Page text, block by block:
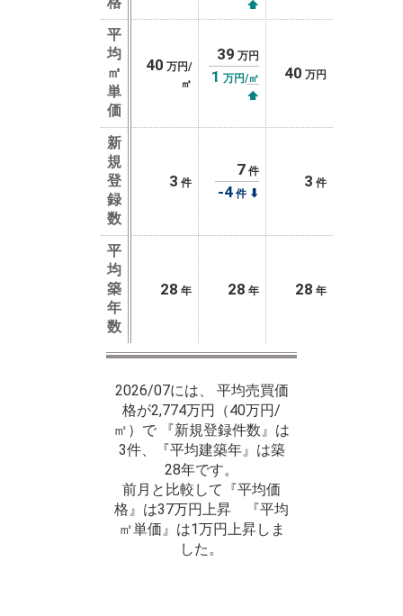
⬆
平
均
㎡
単
価
40 万円/
㎡
39 万円
1 万円/㎡
⬆
40 万円
新
規
登
録
数
3 件
7 件
-4 件⬇
3 件
平
均
築
年
数
28 年 28 年 28 年
2026/07には、 平均売買価
格が2,774万円（40万円/
㎡）で 『新規登録件数』は
3件、『平均建築年』は築
28年です。
前月と比較して『平均価
格』は37万円上昇 『平均
㎡単価』は1万円上昇しま
した。